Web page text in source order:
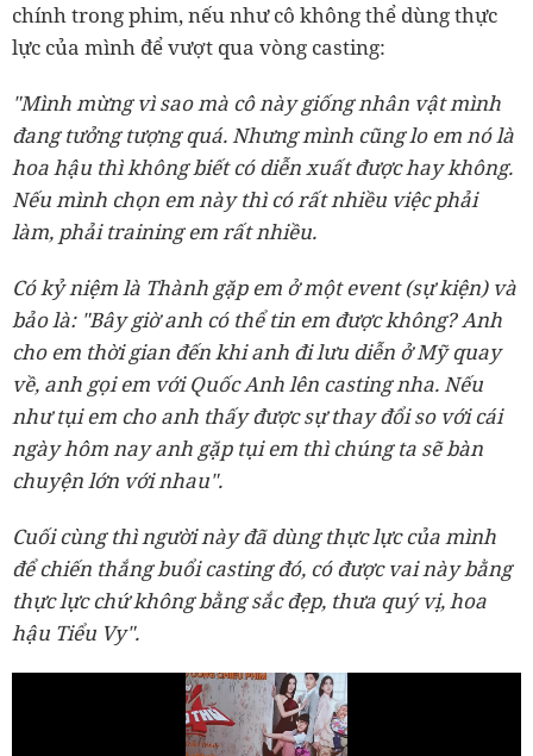
chính trong phim, nếu như cô không thể dùng thực
lực của mình để vượt qua vòng casting:
"Mình mừng vì sao mà cô này giống nhân vật mình
đang tưởng tượng quá. Nhưng mình cũng lo em nó là
hoa hậu thì không biết có diễn xuất được hay không.
Nếu mình chọn em này thì có rất nhiều việc phải
làm, phải training em rất nhiều.
Có kỷ niệm là Thành gặp em ở một event (sự kiện) và
bảo là: "Bây giờ anh có thể tin em được không? Anh
cho em thời gian đến khi anh đi lưu diễn ở Mỹ quay
về, anh gọi em với Quốc Anh lên casting nha. Nếu
như tụi em cho anh thấy được sự thay đổi so với cái
ngày hôm nay anh gặp tụi em thì chúng ta sẽ bàn
chuyện lớn với nhau".
Cuối cùng thì người này đã dùng thực lực của mình
để chiến thắng buổi casting đó, có được vai này bằng
thực lực chứ không bằng sắc đẹp, thưa quý vị, hoa
hậu Tiểu Vy".